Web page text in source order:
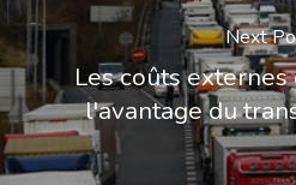
Next
Les coûts
l'avantage du